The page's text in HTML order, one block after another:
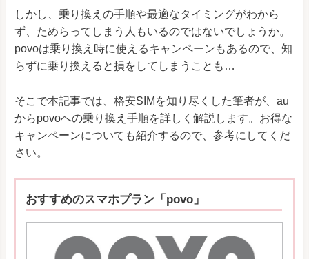
しかし、乗り換えの手順や最適なタイミングがわから
ず、ためらってしまう人もいるのではないでしょうか。
povoは乗り換え時に使えるキャンペーンもあるので、知
らずに乗り換えると損をしてしまうことも…
そこで本記事では、格安SIMを知り尽くした筆者が、au
からpovoへの乗り換え手順を詳しく解説します。お得な
キャンペーンについても紹介するので、参考にしてくだ
さい。
おすすめのスマホプラン「povo」